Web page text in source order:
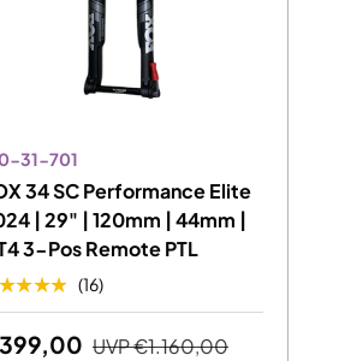
31-701
34 SC Performance Elite
| 29" | 120mm | 44mm |
3-Pos Remote PTL
(16)
UVP€1.160,00